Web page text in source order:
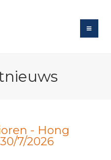
- Hong
7/2026